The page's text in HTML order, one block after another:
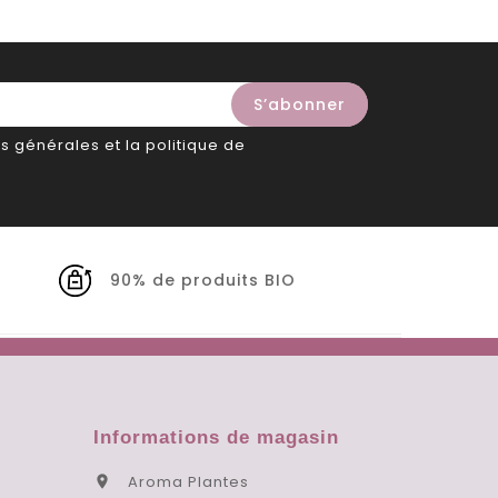
générales et la politique de
90% de produits BIO
Informations de magasin

Aroma Plantes